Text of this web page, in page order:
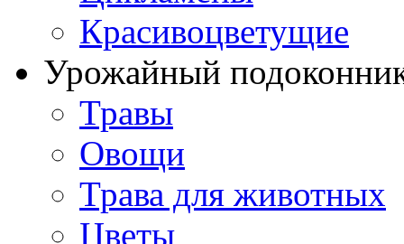
Красивоцветущие
Урожайный
Травы
Овощи
Трава для животных
Цветы